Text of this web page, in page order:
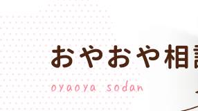
おやおや
oyaoya sodan